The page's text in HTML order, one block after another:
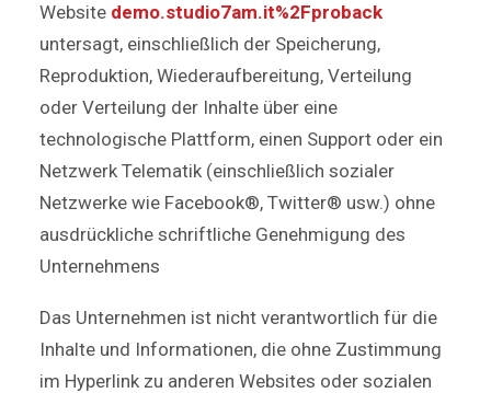
Website demo.studio7am.it%2Fproback
untersagt, einschließlich der Speicherung,
Reproduktion, Wiederaufbereitung, Verteilung
oder Verteilung der Inhalte über eine
technologische Plattform, einen Support oder ein
Netzwerk Telematik (einschließlich sozialer
Netzwerke wie Facebook®, Twitter® usw.) ohne
ausdrückliche schriftliche Genehmigung des
Unternehmens
Das Unternehmen ist nicht verantwortlich für die
Inhalte und Informationen, die ohne Zustimmung
im Hyperlink zu anderen Websites oder sozialen